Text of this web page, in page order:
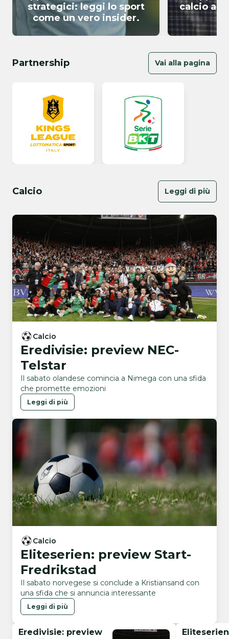
strategici: leggi lo sport
come un vero insider.
calcio a
Partnership Vai alla pagina
Calcio Leggi di più
Calcio
Eredivisie: preview NEC-
Telstar
Il sabato olandese comincia a Nimega con una sfida
che promette emozioni
Leggi di più
Calcio
Eliteserien: preview Start-
Fredrikstad
Il sabato norvegese si conclude a Kristiansand con
una sfida che si annuncia interessante
Leggi di più
Eredivisie: preview